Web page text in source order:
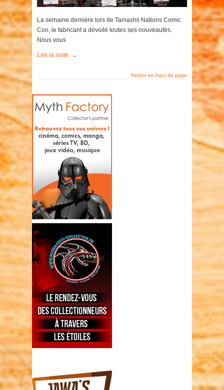
La semaine dernière lors de Tamashii Nations Comic
Con, le fabricant a dévoilé toutes ses nouveautés.
Nous vous
Lire la suite →
Retour en haut de page